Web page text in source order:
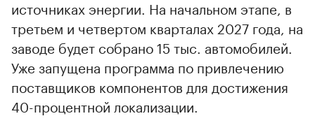
источниках энергии. На начальном этапе, в
третьем и четвертом кварталах 2027 года, на
заводе будет собрано 15 тыс. автомобилей.
Уже запущена программа по привлечению
поставщиков компонентов для достижения
40-процентной локализации.